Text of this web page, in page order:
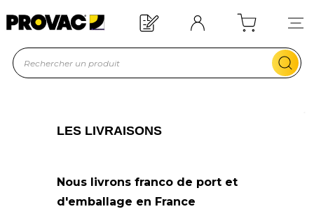
Besoin d'un équipement ?
LES LIVRAISONS
Nous livrons franco de port et
d'emballage en France